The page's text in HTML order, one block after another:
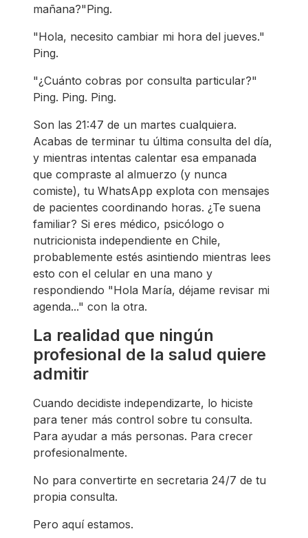
mañana?"Ping.
"Hola, necesito cambiar mi hora del jueves."
Ping.
"¿Cuánto cobras por consulta particular?"
Ping. Ping. Ping.
Son las 21:47 de un martes cualquiera.
Acabas de terminar tu última consulta del día,
y mientras intentas calentar esa empanada
que compraste al almuerzo (y nunca
comiste), tu WhatsApp explota con mensajes
de pacientes coordinando horas. ¿Te suena
familiar? Si eres médico, psicólogo o
nutricionista independiente en Chile,
probablemente estés asintiendo mientras lees
esto con el celular en una mano y
respondiendo "Hola María, déjame revisar mi
agenda..." con la otra.
La realidad que ningún
profesional de la salud quiere
admitir
Cuando decidiste independizarte, lo hiciste
para tener más control sobre tu consulta.
Para ayudar a más personas. Para crecer
profesionalmente.
No para convertirte en secretaria 24/7 de tu
propia consulta.
Pero aquí estamos.